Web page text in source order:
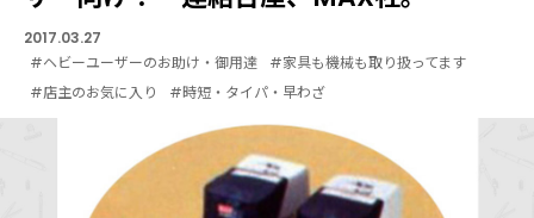
2017.03.27
#ヘビーユーザーのお助け・御用達
#家具も機械も取り扱ってます
#店主のお気に入り
#時短・タイパ・早わざ